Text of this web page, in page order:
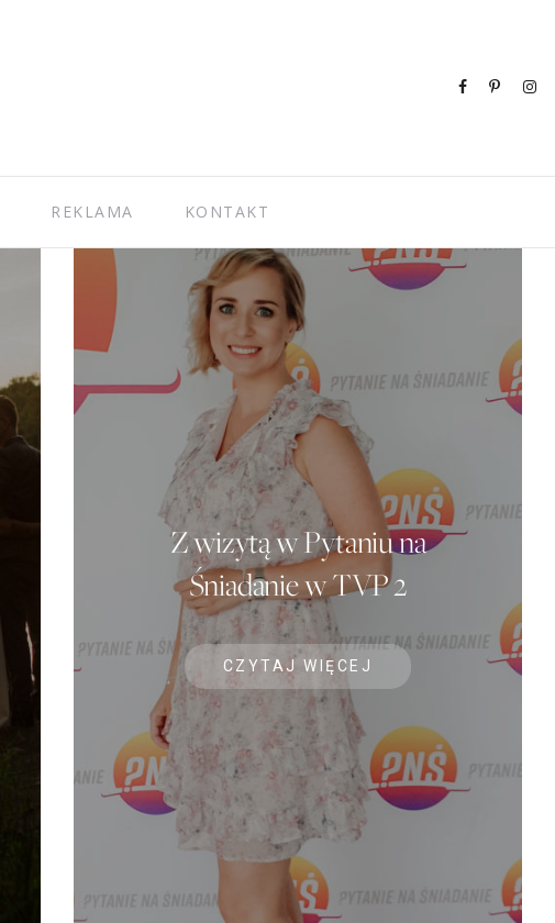
REKLAMA KONTAKT
Z wizytą w Pytaniu na
Śniadanie w TVP 2
CZYTAJ WIĘCEJ